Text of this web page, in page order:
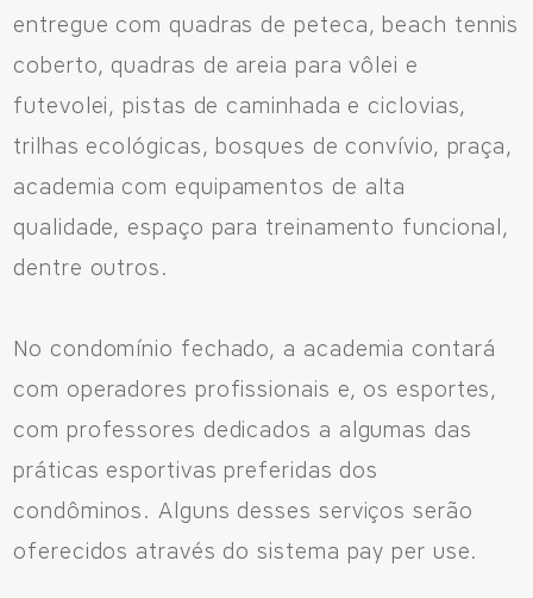
entregue com quadras de peteca, beach tennis
coberto, quadras de areia para vôlei e
futevolei, pistas de caminhada e ciclovias,
trilhas ecológicas, bosques de convívio, praça,
academia com equipamentos de alta
qualidade, espaço para treinamento funcional,
dentre outros.
No condomínio fechado, a academia contará
com operadores profissionais e, os esportes,
com professores dedicados a algumas das
práticas esportivas preferidas dos
condôminos. Alguns desses serviços serão
oferecidos através do sistema pay per use.